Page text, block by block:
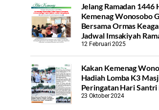
Jelang Ramadan 1446
Kemenag Wonosobo
Bersama Ormas
Jadwal Imsakiyah
12 Februari 2025
Kakan Kemenag
Hadiah Lomba K3
Peringatan Hari Santri
23 Oktober 2024